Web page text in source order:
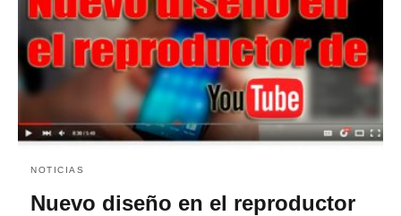
NOTICIAS
Nuevo diseño en el reproductor